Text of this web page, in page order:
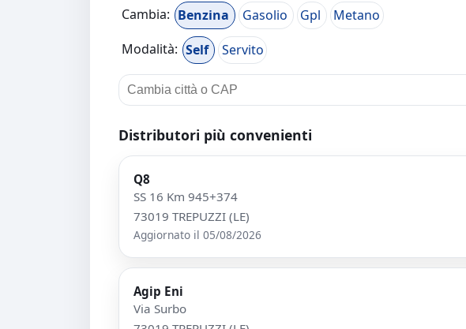
Cambia: Benzina Gasolio Gpl
Metano
Modalità: Self Servito
Distributori più convenienti
Q8
SS 16 Km 945+374
73019 TREPUZZI (LE)
Aggiornato il 05/08/2026
Agip Eni
Via Surbo